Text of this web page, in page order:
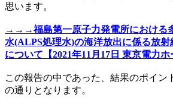
思います。
→→→福島第一原子力発電所における
水(ALPS処理水)の海洋放出に係る放
について【2021年11月17日 東京電力ホ
この報告の中であった、結果のポイン
の通りとなります。